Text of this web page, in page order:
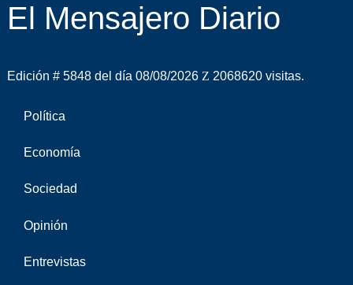
El Mensajero Diario
Edición # 5848 del día 08/08/2026 2068620 visitas.
Política
Economía
Sociedad
Opinión
Entrevistas